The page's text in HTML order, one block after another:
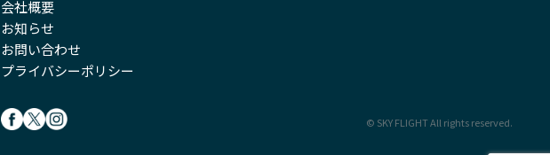
会社概要
お知らせ
お問い合わせ
プライバシーポリシー
© SKY FLIGHT All rights reserved.